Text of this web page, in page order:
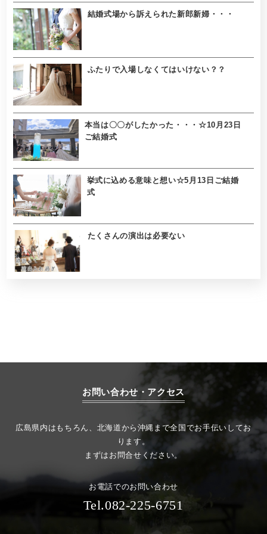
結婚式場から訴えられた新郎新婦・・・
ふたりで入場しなくてはいけない？？
本当は〇〇がしたかった・・・☆10月23日
ご結婚式
挙式に込める意味と想い☆5月13日ご結婚
式
たくさんの演出は必要ない
お問い合わせ・アクセス
広島県内はもちろん、北海道から沖縄まで全国でお手伝いしてお
ります。
まずはお問合せください。
お電話でのお問い合わせ
Tel.082-225-6751